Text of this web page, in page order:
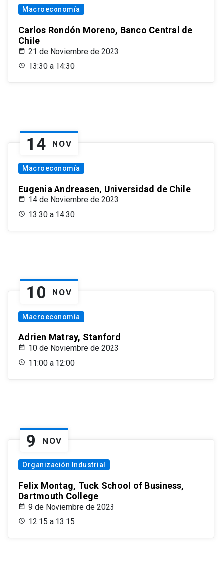
Macroeconomía
Carlos Rondón Moreno, Banco Central de
Chile
21 de Noviembre de 2023
13:30 a 14:30
14 NOV
Macroeconomía
Eugenia Andreasen, Universidad de Chile
14 de Noviembre de 2023
13:30 a 14:30
10 NOV
Macroeconomía
Adrien Matray, Stanford
10 de Noviembre de 2023
11:00 a 12:00
9 NOV
Organización Industrial
Felix Montag, Tuck School of Business,
Dartmouth College
9 de Noviembre de 2023
12:15 a 13:15